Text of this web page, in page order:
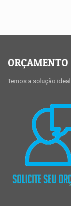
ORÇAMENTO
Temos a solução